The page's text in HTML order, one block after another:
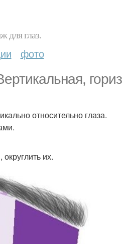
для глаз.
фото
относительно глаза.
их.